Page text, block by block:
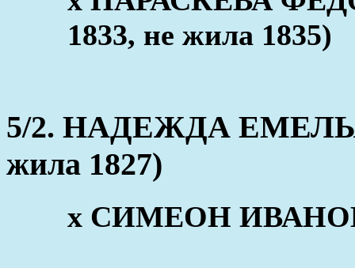
1833, не жила 1835)
5/2. НАДЕЖДА
жила 1827)
х СИМЕОН ИВАНОВ